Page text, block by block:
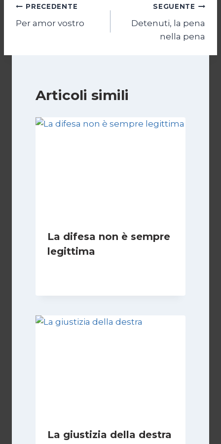
Navigazione
articoli
PRECEDENTE
Per amor vostro
SEGUENTE
Detenuti, la pena
nella pena
Articoli simili
La difesa non è sempre
legittima
La giustizia della destra